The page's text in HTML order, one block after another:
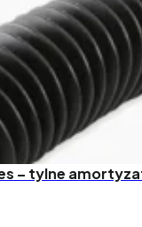
– tylne